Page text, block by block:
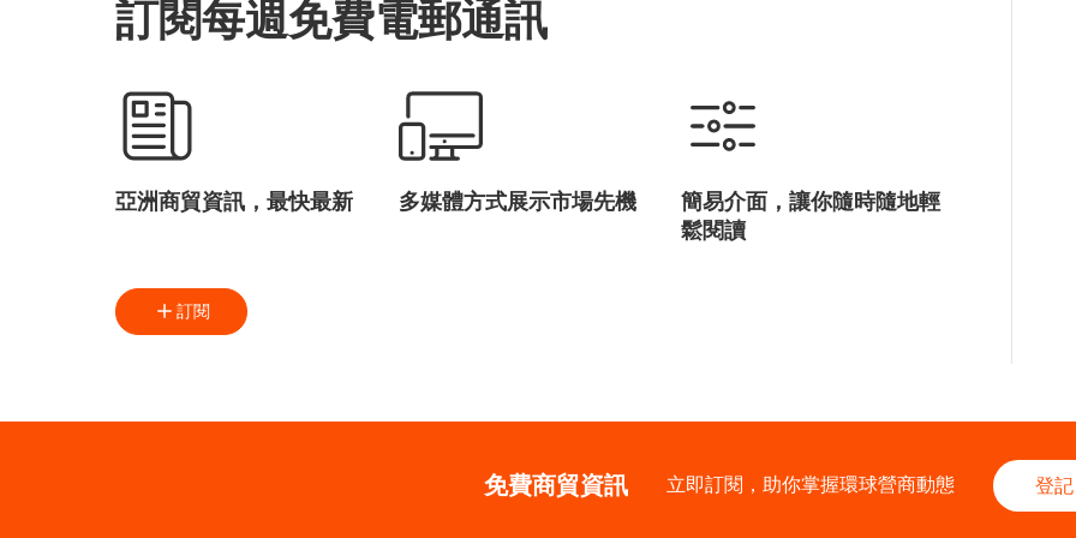
訂閱每週免費電郵通訊
亞洲商貿資訊，最快最新 多媒體方式展示市場先機
簡易介面，讓你隨時隨地輕
鬆閱讀
訂閱
免費商貿資訊 立即訂閱，助你掌握環球營商動態 登記